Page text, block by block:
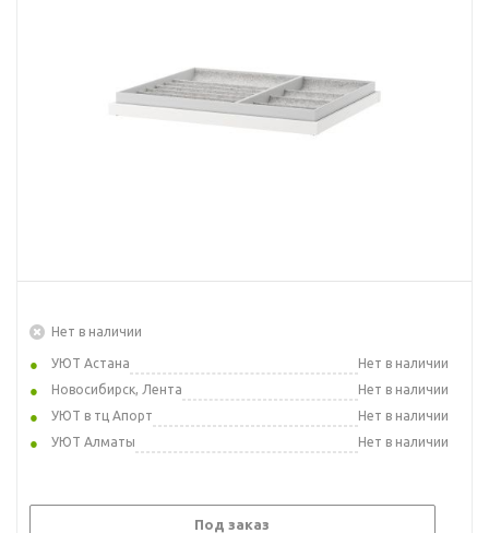
Нет в наличии
УЮТ Астана
Нет в наличии
Новосибирск, Лента
Нет в наличии
УЮТ в тц Апорт
Нет в наличии
УЮТ Алматы
Нет в наличии
Под заказ